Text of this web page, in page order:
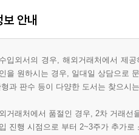
보 안내
입외서의 경우, 해외거래처에서 제
을 원하시는 경우, 일대일 상담으로
형과 판수 등이 다양한 도서는 찾으시
거래처에서 품절인 경우, 2차 거래선
진행 시점으로 부터 2~3주가 추가